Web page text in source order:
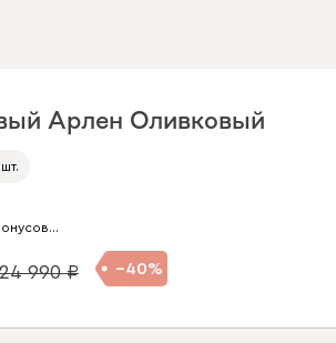
Арлен Оливковый
24 990 40